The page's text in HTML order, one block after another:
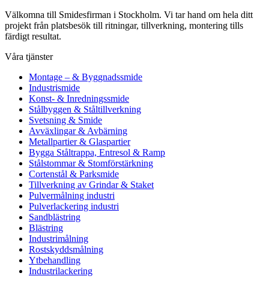
Välkomna till Smidesfirman i Stockholm. Vi tar hand om hela ditt
projekt från platsbesök till ritningar, tillverkning, montering tills
färdigt resultat.
Våra tjänster
Montage – & Byggnadssmide
Industrismide
Konst- & Inredningssmide
Stålbyggen & Ståltillverkning
Svetsning & Smide
Avväxlingar & Avbärning
Metallpartier & Glaspartier
Bygga Ståltrappa, Entresol & Ramp
Stålstommar & Stomförstärkning
Cortenstål & Parksmide
Tillverkning av Grindar & Staket
Pulvermålning industri
Pulverlackering industri
Sandblästring
Blästring
Industrimålning
Rostskyddsmålning
Ytbehandling
Industrilackering